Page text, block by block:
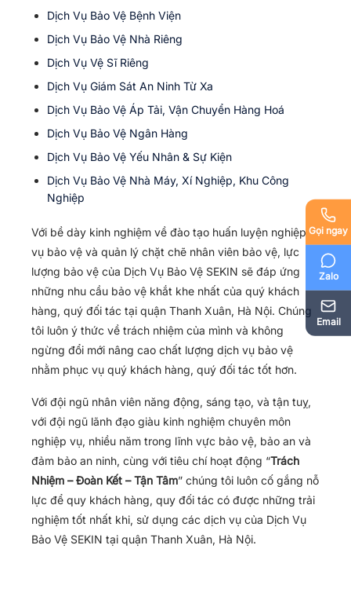
Gọi ngay
Zalo
Email
Dịch Vụ Bảo Vệ Bệnh Viện
Dịch Vụ Bảo Vệ Nhà Riêng
Dịch Vụ Vệ Sĩ Riêng
Dịch Vụ Giám Sát An Ninh Từ Xa
Dịch Vụ Bảo Vệ Áp Tải, Vận Chuyển Hàng Hoá
Dịch Vụ Bảo Vệ Ngân Hàng
Dịch Vụ Bảo Vệ Yếu Nhân & Sự Kiện
Dịch Vụ Bảo Vệ Nhà Máy, Xí Nghiệp, Khu Công
Nghiệp
Với bề dày kinh nghiệm về đào tạo huấn luyện nghiệp
vụ bảo vệ và quản lý chặt chẽ nhân viên bảo vệ, lực
lượng bảo vệ của Dịch Vụ Bảo Vệ SEKIN sẽ đáp ứng
những nhu cầu bảo vệ khắt khe nhất của quý khách
hàng, quý đối tác tại quận Thanh Xuân, Hà Nội. Chúng
tôi luôn ý thức về trách nhiệm của mình và không
ngừng đổi mới nâng cao chất lượng dịch vụ bảo vệ
nhằm phục vụ quý khách hàng, quý đối tác tốt hơn.
Với đội ngũ nhân viên năng động, sáng tạo, và tận tuỵ,
với đội ngũ lãnh đạo giàu kinh nghiệm chuyên môn
nghiệp vụ, nhiều năm trong lĩnh vực bảo vệ, bảo an và
đảm bảo an ninh, cùng với tiêu chí hoạt động “Trách
Nhiệm – Đoàn Kết – Tận Tâm” chúng tôi luôn cố gắng nỗ
lực để quy khách hàng, quy đối tác có được những trải
nghiệm tốt nhất khi, sử dụng các dịch vụ của Dịch Vụ
Bảo Vệ SEKIN tại quận Thanh Xuân, Hà Nội.